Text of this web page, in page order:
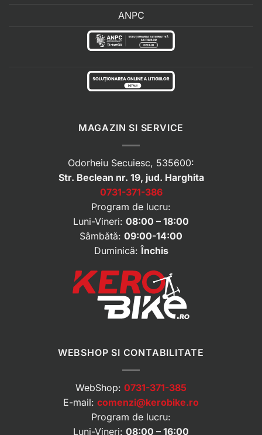
ANPC
MAGAZIN SI SERVICE
Odorheiu Secuiesc, 535600:
Str. Beclean nr. 19, jud. Harghita
0731-371-386
Program de lucru:
Luni-Vineri: 08:00 – 18:00
Sâmbătă: 09:00-14:00
Duminică: Închis
WEBSHOP SI CONTABILITATE
WebShop: 0731-371-385
E-mail: comenzi@kerobike.ro
Program de lucru:
Luni-Vineri: 08:00 – 16:00